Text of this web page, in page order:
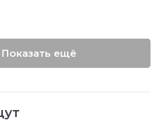
из импровизации в
Показать ещё